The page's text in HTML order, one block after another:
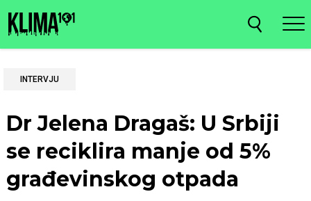
INTERVJU
Dr Jelena Dragaš: U Srbiji
se reciklira manje od 5%
građevinskog otpada